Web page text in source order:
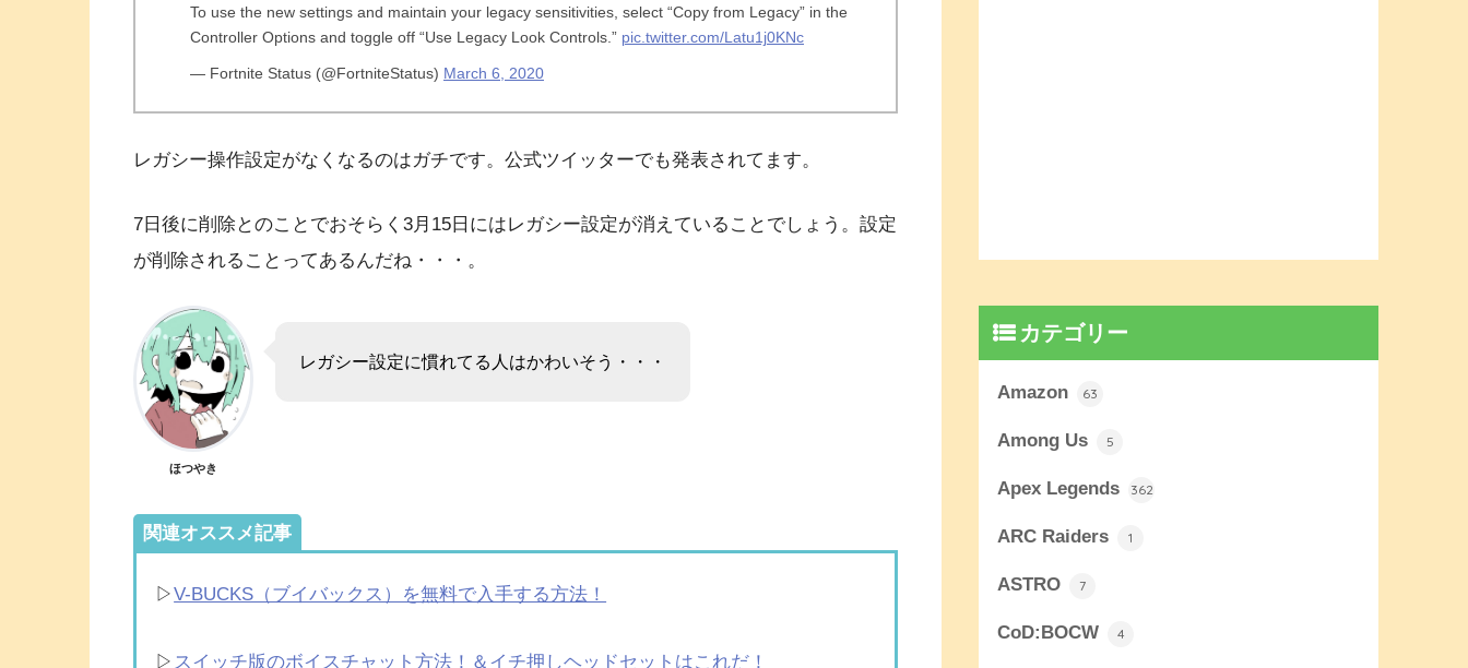
To use the new settings and maintain your legacy sensitivities, select “Copy from Legacy” in the
Controller Options and toggle off “Use Legacy Look Controls.” pic.twitter.com/Latu1j0KNc
— Fortnite Status (@FortniteStatus) March 6, 2020
レガシー操作設定がなくなるのはガチです。公式ツイッターでも発表されてます。
7日後に削除とのことでおそらく3月15日にはレガシー設定が消えていることでしょう。設定
が削除されることってあるんだね・・・。
ほつやき
レガシー設定に慣れてる人はかわいそう・・・
関連オススメ記事
▷V-BUCKS（ブイバックス）を無料で入手する方法！
▷ スイッチ版のボイスチャット方法！＆イチ押しヘッドセットはこれだ！
カテゴリー
Amazon 63
Among Us 5
Apex Legends 362
ARC Raiders 1
ASTRO 7
CoD:BOCW 4